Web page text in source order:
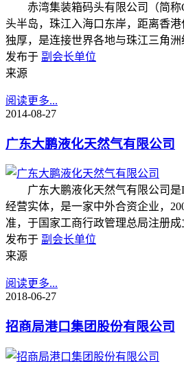
赤湾集装箱码头有限公司（简称
头半岛，珠江入海口东岸，距离香
独厚，是连接世界各地与珠江三角洲
发布于 副会长单位
来源
阅读更多...
2014-08-27
广东大鹏液化天然气有限公司
广东大鹏液化天然气有限公司是
经营实体，是一家中外合资企业，
准，于国家工商行政管理总局注册成
发布于 副会长单位
来源
阅读更多...
2018-06-27
招商局港口集团股份有限公司